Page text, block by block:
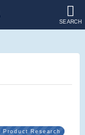
SEARCH
Product Research